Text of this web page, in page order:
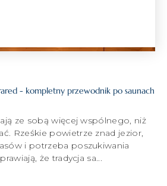
- kompletny przewodnik po saunach
ze sobą więcej wspólnego, niż
Rześkie powietrze znad jezior,
i potrzeba poszukiwania
że tradycja sa...